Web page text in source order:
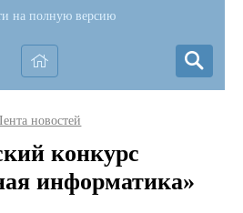
на полную версию
новостей
конкурс
информатика»